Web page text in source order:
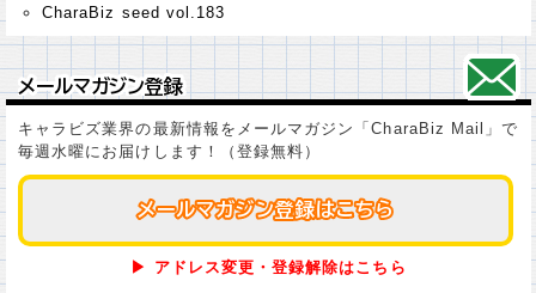
CharaBiz seed vol.183
メールマガジン登録
メールマガジン登録
キャラビズ業界の最新情報をメールマガジン「CharaBiz Mail」で
毎週水曜にお届けします！（登録無料）
メールマガジン登録はこちら
メールマガジン登録はこちら
▶ アドレス変更・登録解除はこちら